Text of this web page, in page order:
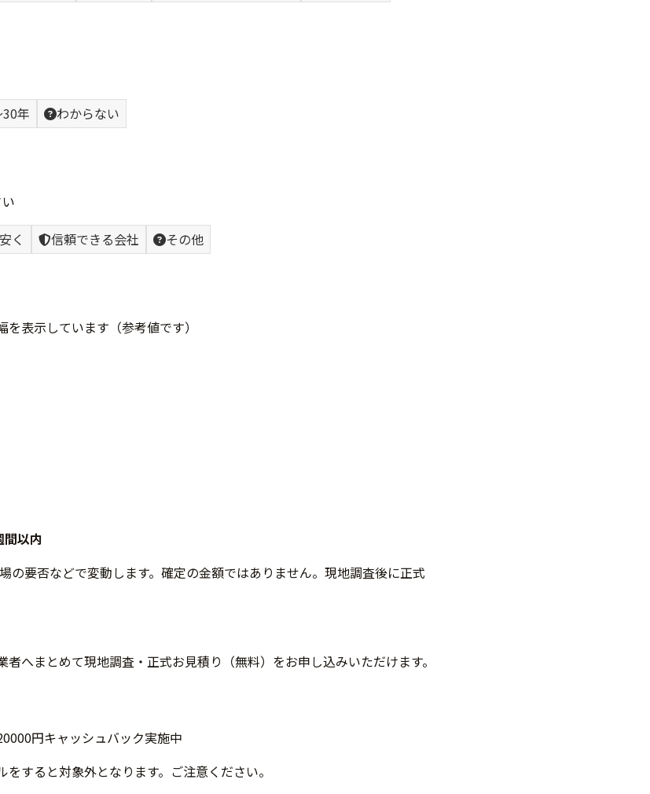
年
わからない
く 信頼できる会社
その他
表示しています（参考値です）
間以内
の要否などで変動します。確定の金額ではありません。現地調査後に正式
へまとめて現地調査・正式お見積り（無料）をお申し込みいただけます。
すると対象外となります。ご注意ください。